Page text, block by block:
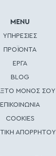
MENU
ΥΠΗΡΕΣΙΕΣ
ΠΡΟΪΟΝΤΑ
ΕΡΓΑ
BLOG
ΜΟΝΟΣ ΣΟΥ
ΕΠΙΚΟΙΝΩΝΙΑ
COOKIES
ΑΠΟΡΡΗΤΟΥ